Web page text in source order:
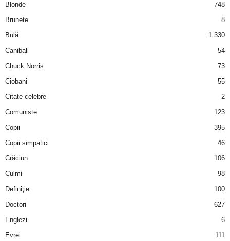
Blonde
748
Brunete
8
Bulă
1.330
Canibali
54
Chuck Norris
73
Ciobani
55
Citate celebre
2
Comuniste
123
Copii
395
Copii simpatici
46
Crăciun
106
Culmi
98
Definiţie
100
Doctori
627
Englezi
6
Evrei
111